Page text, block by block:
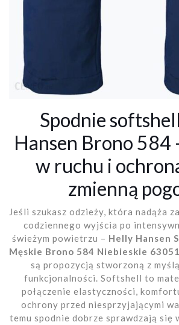
Spodnie
Hansen Brono 584
w ruchu i
zmienną
Jeśli szukasz odzieży, która nadąża
codziennego wyjścia po
świeżym powietrzu – Helly Hansen
Męskie Brono 584 Niebieskie
są propozycją stworzoną z
funkcjonalności. Softshell to
połączenie elastyczności,
ochrony przed niesprzyjającymi
temu spodnie dobrze sprawdzają się